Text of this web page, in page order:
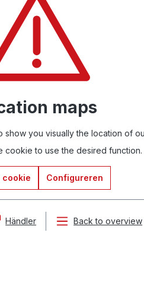
maps
you visually the location of
cookie to use the desired function.
cookie Configureren
Händler Back to overview